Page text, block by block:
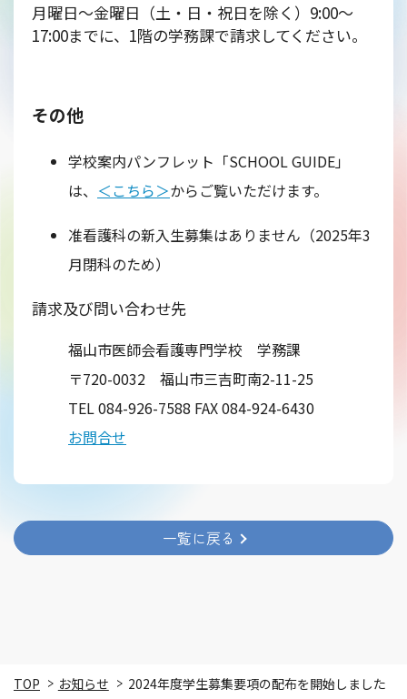
月曜日～金曜日（土・日・祝日を除く）9:00～
17:00までに、1階の学務課で請求してください。
その他
学校案内パンフレット「SCHOOL GUIDE」
は、 ＜こちら＞からご覧いただけます。
准看護科の新入生募集はありません（2025年3
月閉科のため）
請求及び問い合わせ先
福山市医師会看護専門学校 学務課
〒720-0032 福山市三吉町南2-11-25
TEL 084-926-7588 FAX 084-924-6430
お問合せ
一覧に戻る
TOP お知らせ 2024年度学生募集要項の配布を開始しました